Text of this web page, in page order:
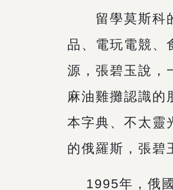
留學莫斯科
品、電玩電競、
源，張碧玉說，
麻油雞攤認識的
本字典、不太靈
的俄羅斯，張碧
1995年，俄國